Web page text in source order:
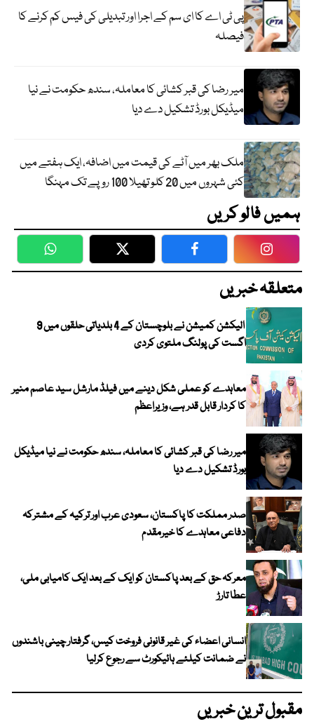
پی ٹی اے کا ای سم کے اجرا اور تبدیلی کی فیس کم کرنے کا
فیصلہ
میر رضا کی قبر کشائی کا معاملہ، سندھ حکومت نے نیا
میڈیکل بورڈ تشکیل دے دیا
ملک بھر میں آٹے کی قیمت میں اضافہ، ایک ہفتے میں
کئی شہروں میں 20 کلو تھیلا 100 روپے تک مہنگا
ہمیں فالو کریں
WhatsApp Twitter Facebook
متعلقہ خبریں
الیکشن کمیشن نے بلوچستان کے 4 بلدیاتی حلقوں میں 9
اگست کی پولنگ ملتوی کردی
معاہدے کو عملی شکل دینے میں فیلڈ مارشل سید عاصم منیر
کا کردار قابل قدر ہے، وزیراعظم
میر رضا کی قبر کشائی کا معاملہ، سندھ حکومت نے نیا میڈیکل
بورڈ تشکیل دے دیا
صدر مملکت کا پاکستان، سعودی عرب اور ترکیہ کے مشترکہ
دفاعی معاہدے کا خیرمقدم
معرکہ حق کے بعد پاکستان کو ایک کے بعد ایک کامیابی ملی،
عطا تارڑ
انسانی اعضاء کی غیر قانونی فروخت کیس، گرفتار چینی باشندوں
نے ضمانت کیلئے ہائیکورٹ سے رجوع کرلیا
مقبول ترین خبریں